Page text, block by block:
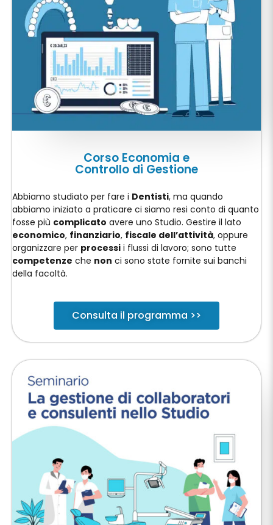
Corso Economia e
Controllo di Gestione
Abbiamo studiato per fare i Dentisti, ma quando
abbiamo iniziato a praticare ci siamo resi conto di quanto
fosse più complicato avere uno Studio. Gestire il lato
economico, finanziario, fiscale dell’attività, oppure
organizzare per processi i flussi di lavoro; sono tutte
competenze che non ci sono state fornite sui banchi
della facoltà.
Consulta il programma >>